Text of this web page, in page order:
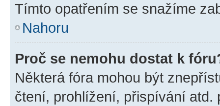
Tímto opatřením se snažíme
Nahoru
Proč se nemohu dostat k
Některá fóra mohou být
čtení, prohlížení, přispívání atd.